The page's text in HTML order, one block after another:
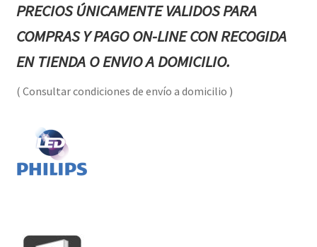
PRECIOS ÚNICAMENTE VALIDOS PARA
COMPRAS Y PAGO ON-LINE CON RECOGIDA
EN TIENDA O ENVIO A DOMICILIO.
( Consultar condiciones de envío a domicilio )